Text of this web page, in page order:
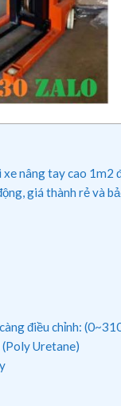
nâng tay cao 1m2
giá thành rẻ và
điều chỉnh:
(Poly Uretane)